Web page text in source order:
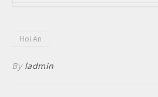
Hoi An
By ladmin